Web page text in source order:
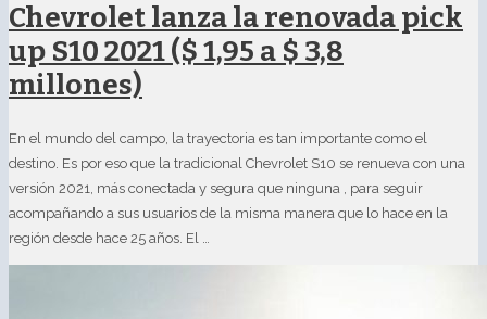
Chevrolet lanza la renovada pick
up S10 2021 ($ 1,95 a $ 3,8
millones)
En el mundo del campo, la trayectoria es tan importante como el
destino. Es por eso que la tradicional Chevrolet S10 se renueva con una
versión 2021, más conectada y segura que ninguna , para seguir
acompañando a sus usuarios de la misma manera que lo hace en la
región desde hace 25 años. El …